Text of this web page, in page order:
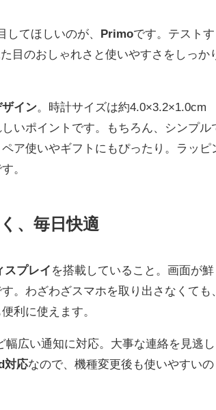
してほしいのが、 Primoです。テストす
目のおしゃれさと使いやすさをしっか
イン 。時計サイズは約4.0×3.2×1.0cm
いポイントです。もちろん、シンプル
ア使いやギフトにもぴったり。ラッピ
。
、毎日快適
スプレイ を搭載していること。画面が鮮
。わざわざスマホを取り出さなくても
利に使えます。
広い通知に対応。大事な連絡を見逃し
対応なので、機種変更後も使いやすいの